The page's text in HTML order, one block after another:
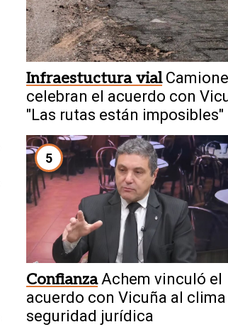
Infraestuctura vial
celebran el acuerdo con
"Las rutas están imposibles"
5
Confianza Achem vinculó el
acuerdo con Vicuña al clima
seguridad jurídica